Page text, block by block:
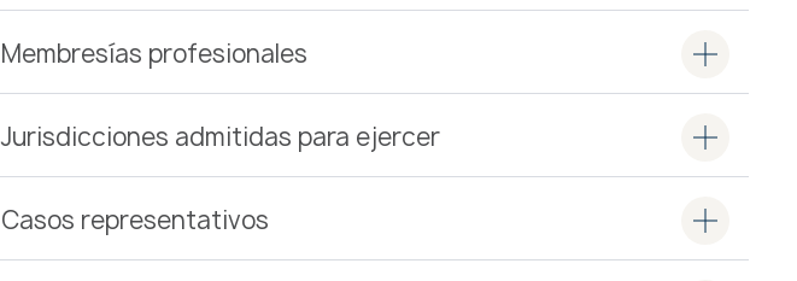
Membresías profesionales
Jurisdicciones admitidas para ejercer
Casos representativos